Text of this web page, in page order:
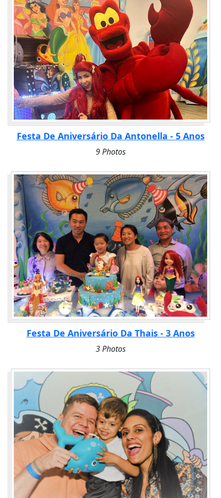
Festa De Aniversário Da Antonella - 5 Anos
9 Photos
Festa De Aniversário Da Thais - 3 Anos
3 Photos